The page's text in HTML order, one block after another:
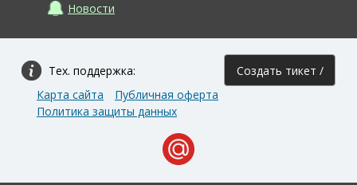
Новости
Тех. поддержка: Создать тикет /
Карта сайта
Публичная оферта
Политика защиты данных